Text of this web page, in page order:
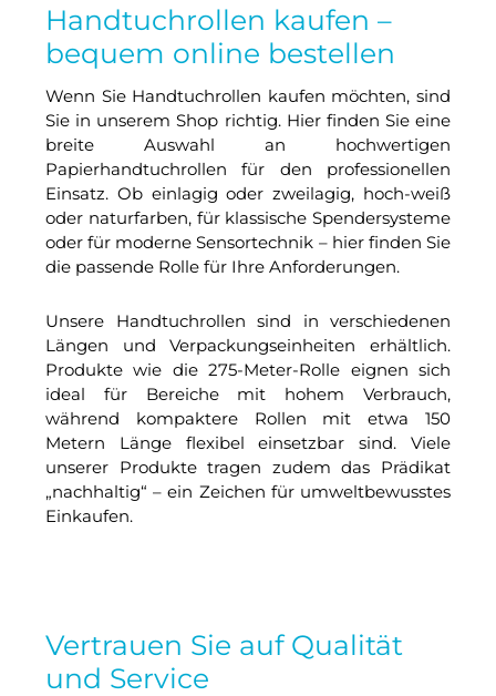
Handtuchrollen kaufen –
bequem online bestellen
Wenn Sie Handtuchrollen kaufen möchten, sind
Sie in unserem Shop richtig. Hier finden Sie eine
breite Auswahl an hochwertigen
Papierhandtuchrollen für den professionellen
Einsatz. Ob einlagig oder zweilagig, hoch-weiß
oder naturfarben, für klassische Spendersysteme
oder für moderne Sensortechnik – hier finden Sie
die passende Rolle für Ihre Anforderungen.
Unsere Handtuchrollen sind in verschiedenen
Längen und Verpackungseinheiten erhältlich.
Produkte wie die 275-Meter-Rolle eignen sich
ideal für Bereiche mit hohem Verbrauch,
während kompaktere Rollen mit etwa 150
Metern Länge flexibel einsetzbar sind. Viele
unserer Produkte tragen zudem das Prädikat
„nachhaltig“ – ein Zeichen für umweltbewusstes
Einkaufen.
Vertrauen Sie auf Qualität
und Service